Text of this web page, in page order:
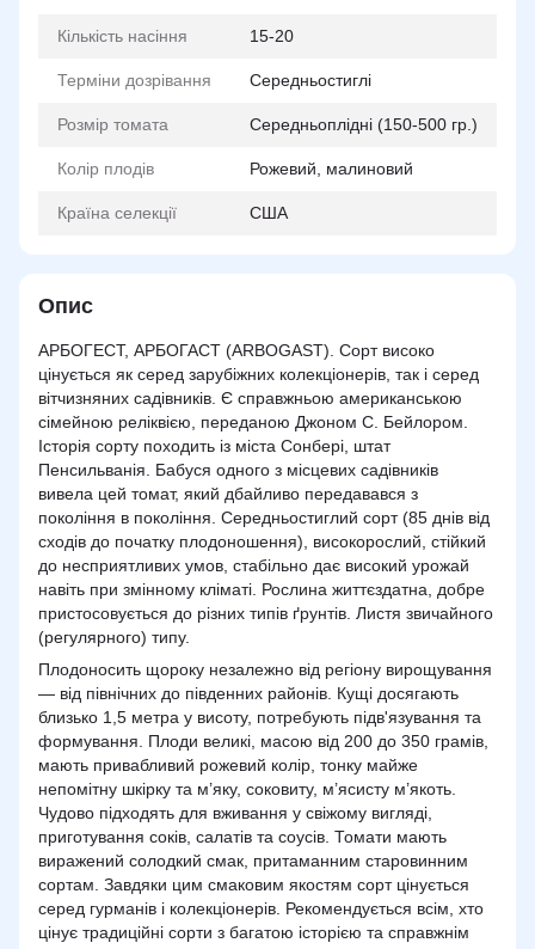
Кількість насіння 15-20
Терміни дозрівання Середньостиглі
Розмір томата Середньоплідні (150-500 гр.)
Колір плодів Рожевий, малиновий
Країна селекції США
Опис
АРБОГЕСТ, АРБОГАСТ (ARBOGAST). Сорт високо
цінується як серед зарубіжних колекціонерів, так і серед
вітчизняних садівників. Є справжньою американською
сімейною реліквією, переданою Джоном С. Бейлором.
Історія сорту походить із міста Сонбері, штат
Пенсильванія . Бабуся одного з місцевих садівників
вивела цей томат, який дбайливо передавався з
покоління в покоління. Середньостиглий сорт (85 днів від
сходів до початку плодоношення), високорослий, стійкий
до несприятливих умов, стабільно дає високий урожай
навіть при змінному кліматі. Рослина життєздатна, добре
пристосовується до різних типів ґрунтів. Листя звичайного
(регулярного) типу.
Плодоносить щороку незалежно від регіону вирощування
— від північних до південних районів. Кущі досягають
близько 1,5 метра у висоту, потребують підв'язування та
формування. Плоди великі, масою від 200 до 350 грамів,
мають привабливий рожевий колір, тонку майже
непомітну шкірку та м’яку, соковиту, м’ясисту м’якоть.
Чудово підходять для вживання у свіжому вигляді,
приготування соків, салатів та соусів. Томати мають
виражений солодкий смак, притаманним старовинним
сортам. Завдяки цим смаковим якостям сорт цінується
серед гурманів і колекціонерів. Рекомендується всім, хто
цінує традиційні сорти з багатою історією та справжнім